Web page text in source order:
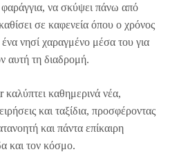
φαράγγια, να σκύψει πάνω από
σε καφενεία όπου ο χρόνος
νησί χαραγμένο μέσα του για
αυτή τη διαδρομή.
καλύπτει καθημερινά νέα,
και ταξίδια, προσφέροντας
και πάντα επίκαιρη
και τον κόσμο.